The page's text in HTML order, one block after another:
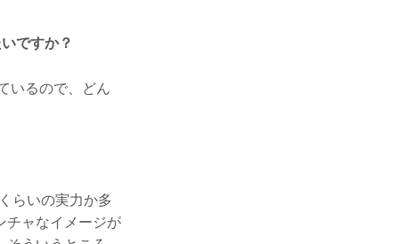
ですか？
いるので、どん
らいの実力か多
チャなイメージが